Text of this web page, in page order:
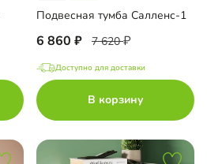
Подвесная тумба Салленс-1
6 860 7 620
Доступно для доставки
В корзину